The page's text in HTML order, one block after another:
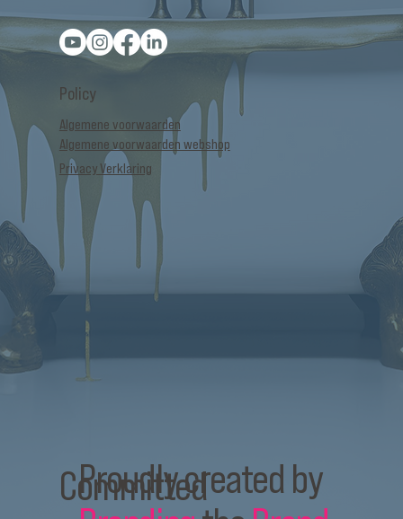
Policy
Algemene voorwaarden
Algemene voorwaarden webshop
Privacy Verklaring
Committed
Proudly created by